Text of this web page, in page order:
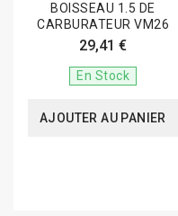
BOISSEAU 1.5 DE
CARBURATEUR VM26
29,41 €
En Stock
AJOUTER AU PANIER